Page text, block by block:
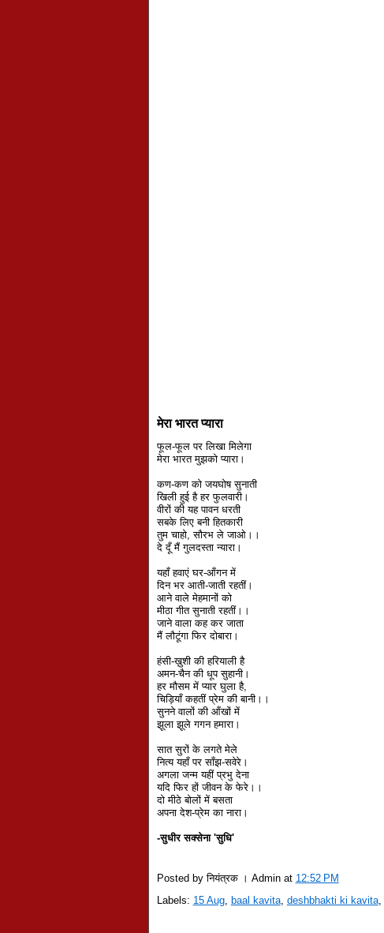
मेरा भारत प्यारा
फूल-फूल पर लिखा मिलेगा
मेरा भारत मुझको प्यारा।
कण-कण को जयघोष सुनाती
खिली हुई है हर फुलवारी।
वीरों की यह पावन धरती
सबके लिए बनी हितकारी
तुम चाहो, सौरभ ले जाओ।।
दे दूँ मैं गुलदस्ता न्यारा।
यहाँ हवाएं घर-आँगन में
दिन भर आती-जाती रहतीं।
आने वाले मेहमानों को
मीठा गीत सुनाती रहतीं।।
जाने वाला कह कर जाता
मैं लौटूंगा फिर दोबारा।
हंसी-ख़ुशी की हरियाली है
अमन-चैन की धूप सुहानी।
हर मौसम में प्यार घुला है,
चिड़ियाँ कहतीं प्रेम की बानी।।
सुनने वालों की आँखों में
झूला झूले गगन हमारा।
सात सुरों के लगते मेले
नित्य यहाँ पर साँझ-सवेरे।
अगला जन्म यहीं प्रभु देना
यदि फिर हों जीवन के फेरे।।
दो मीठे बोलों में बसता
अपना देश-प्रेम का नारा।
-सुधीर सक्सेना 'सुधि'
Posted by नियंत्रक । Admin at 12:52 PM
Labels: 15 Aug, baal kavita, deshbhakti ki kavita,